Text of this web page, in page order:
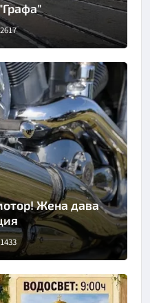
2617
Жена дава
1433